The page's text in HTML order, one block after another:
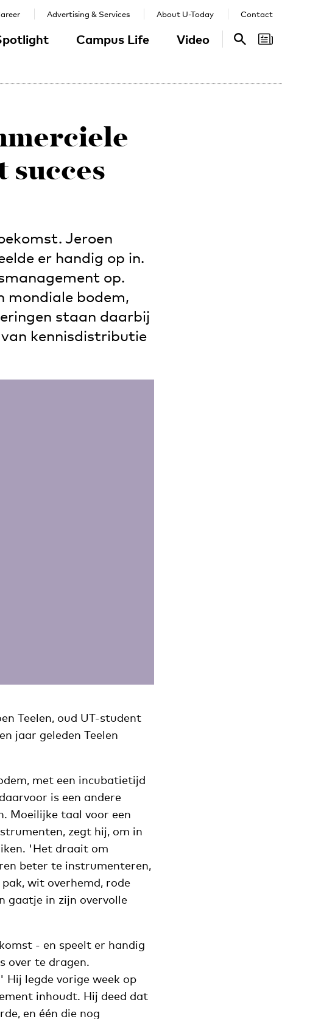
Campus Life Video
Advertising & Services About U-Today Contact
Search
Jeroen
er handig op in.
op.
mondiale bodem,
staan daarbij
kennisdistributie
Teelen, oud UT-student
jaar geleden Teelen
met een incubatietijd
is een andere
Moeilijke taal voor een
zegt hij, om in
'Het draait om
beter te instrumenteren,
wit overhemd, rode
gaatje in zijn overvolle
- en speelt er handig
over te dragen.
legde vorige week op
inhoudt. Hij deed dat
en één die nog